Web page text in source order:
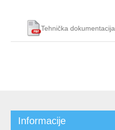
Tehnička dokumentacija
Informacije